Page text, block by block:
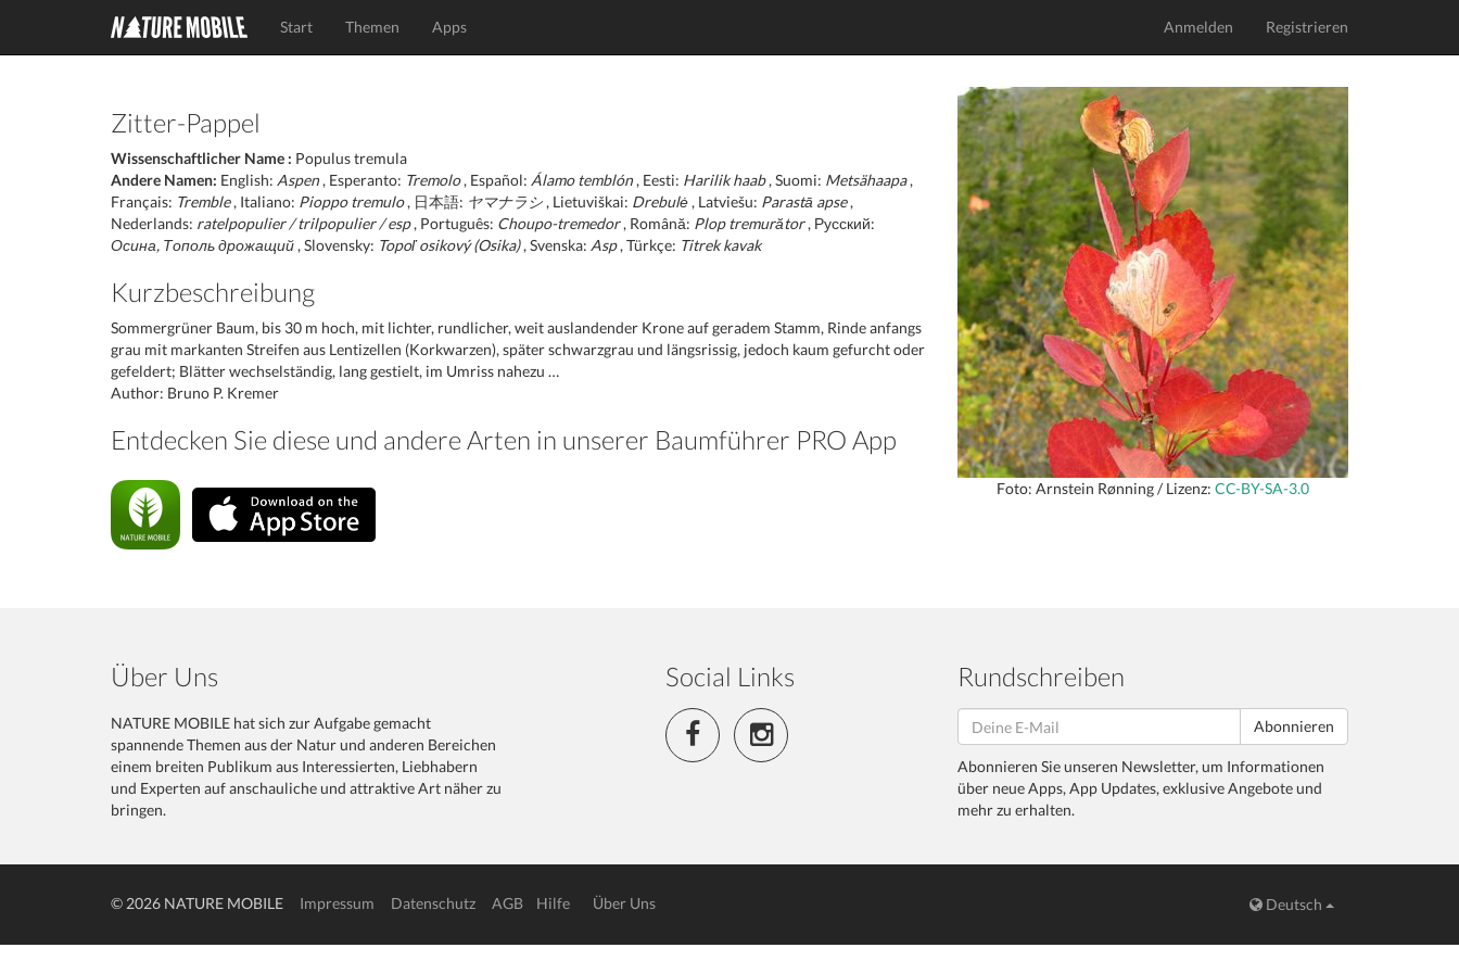
Start Themen Apps Anmelden Registrieren
Zitter-Pappel
Wissenschaftlicher Name : Populus tremula
Andere Namen: English: Aspen, Esperanto: Tremolo, Español: Álamo temblón, Eesti: Harilik haab, Suomi: Metsähaapa,
Français: Tremble, Italiano: Pioppo tremulo, 日本語: ヤマナラシ , Lietuviškai: Drebulė , Latviešu: Parastā apse,
Nederlands: ratelpopulier / trilpopulier / esp, Português: Choupo-tremedor, Română: Plop tremurător, Русский:
Осина, Тополь дрожащий , Slovensky: Topoľ osikový (Osika), Svenska: Asp, Türkçe: Titrek kavak
Kurzbeschreibung
Sommergrüner Baum, bis 30 m hoch, mit lichter, rundlicher, weit auslandender Krone auf geradem Stamm, Rinde anfangs
grau mit markanten Streifen aus Lentizellen (Korkwarzen), später schwarzgrau und längsrissig, jedoch kaum gefurcht oder
gefeldert; Blätter wechselständig, lang gestielt, im Umriss nahezu …
Author: Bruno P. Kremer
Entdecken Sie diese und andere Arten in unserer Baumführer PRO App
Foto: Arnstein Rønning / Lizenz: CC-BY-SA-3.0
Über Uns
NATURE MOBILE hat sich zur Aufgabe gemacht
spannende Themen aus der Natur und anderen Bereichen
einem breiten Publikum aus Interessierten, Liebhabern
und Experten auf anschauliche und attraktive Art näher zu
bringen.
Social Links Rundschreiben
Abonnieren
Abonnieren Sie unseren Newsletter, um Informationen
über neue Apps, App Updates, exklusive Angebote und
mehr zu erhalten.
© 2026 NATURE MOBILE Impressum Datenschutz AGB Hilfe Über Uns Deutsch